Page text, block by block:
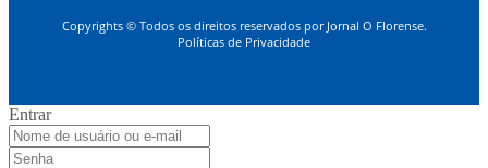
Copyrights © Todos os direitos reservados por Jornal O Florense.
Políticas de Privacidade
Entrar